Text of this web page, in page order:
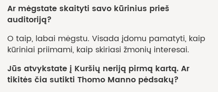
Ar mėgstate skaityti savo kūrinius prieš
auditoriją?
O taip, labai mėgstu. Visada įdomu pamatyti, kaip
kūriniai priimami, kaip skiriasi žmonių interesai.
Jūs atvykstate į Kuršių neriją pirmą kartą. Ar
tikitės čia sutikti Thomo Manno pėdsakų?